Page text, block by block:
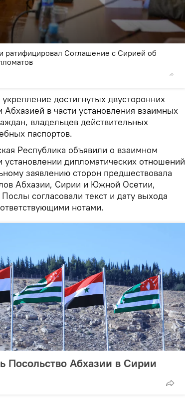
ратифицировал Соглашение с Сирией об
достигнутых двусторонних
в части установления взаимных
владельцев действительных
паспортов.
Республика объявили о взаимном
установлении дипломатических отношений
заявлению сторон предшествовала
Абхазии, Сирии и Южной Осетии,
согласовали текст и дату выхода
нотами.
Посольство Абхазии в Сирии